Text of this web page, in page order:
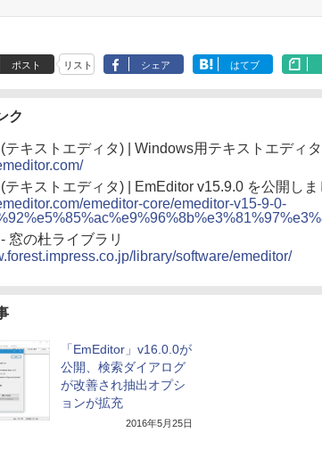
ポスト リスト シェア はてブ
ク
テキストエディタ) | Windows用テキストエディ
テキストエディタ) | EmEditor v15.9.0 を公開しま
emeditor-core/emeditor-v15-9-0-
窓の杜ライブラリ
library/software/emeditor/
「EmEditor」v16.0.0が
公開、検索ダイアログ
が改善され抽出オプシ
ョンが拡充
2016年5月25日